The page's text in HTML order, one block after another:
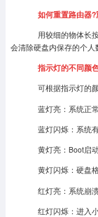
如何重置路由器
用较细的物体长按
会清除硬盘内保存的个人
指示灯的不同颜
可根据指示灯的颜
蓝灯亮：系统正常
蓝灯闪烁：系统有
黄灯亮：Boot启动
黄灯闪烁：硬盘格
红灯亮：系统崩溃
红灯闪烁：进入小